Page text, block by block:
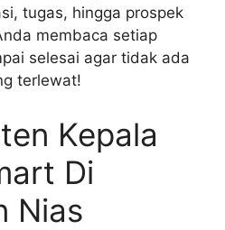
tugas, hingga prospek
membaca setiap
selesai agar tidak ada
terlewat!
Kepala
Di
Nias